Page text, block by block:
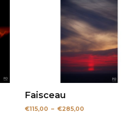
Faisceau
€115,00 – €285,00Plage